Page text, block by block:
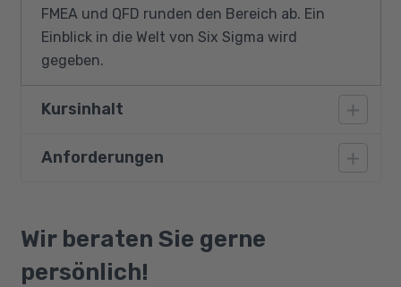
FMEA und QFD runden den Bereich ab. Ein
Einblick in die Welt von Six Sigma wird
gegeben.
Kursinhalt
Total Quality Management (TQM) als
Wissensmanagement
Benchmarking
Anforderungen
Realschulabschluss und einen
Facharbeiterabschluss haben. Sie müssen in
der Lage sein, selbständig zu arbeiten. Die
Wir beraten Sie gerne
persönlich!